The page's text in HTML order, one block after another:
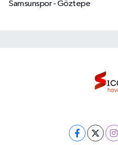
Samsunspor - Göztepe